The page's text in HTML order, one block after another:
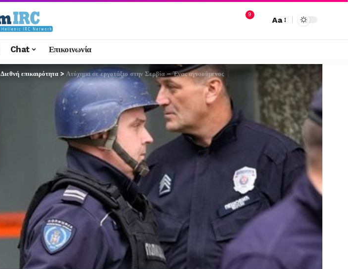
9
Aa
Chat Επικοινωνία
Διεθνή επικαιρότητα > Ατύχημα σε εργοτάξιο στην Σερβία – Ένας αγνοούμενος